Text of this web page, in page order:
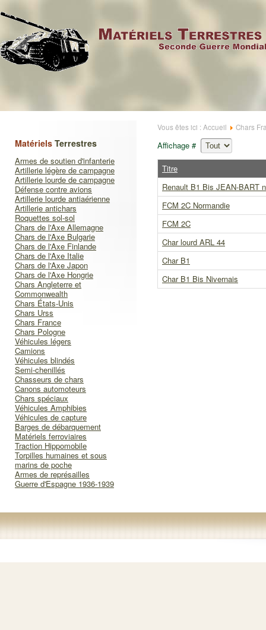
Matériels Terrestres
Armes de soutien d'infanterie
Artillerie légère de campagne
Artillerie lourde de campagne
Défense contre avions
Artillerie lourde antiaérienne
Artillerie antichars
Roquettes sol-sol
Chars de l'Axe Allemagne
Chars de l'Axe Bulgarie
Chars de l'Axe Finlande
Chars de l'Axe Italie
Chars de l'Axe Japon
Chars de l'Axe Hongrie
Chars Angleterre et
Commonwealth
Chars États-Unis
Chars Urss
Chars France
Chars Pologne
Véhicules légers
Camions
Véhicules blindés
Semi-chenillés
Chasseurs de chars
Canons automoteurs
Chars spéciaux
Véhicules Amphibies
Véhicules de capture
Barges de débarquement
Matériels ferroviaires
Traction Hippomobile
Torpilles humaines et sous
marins de poche
Armes de représailles
Guerre d'Espagne 1936-1939
Vous êtes ici : Accueil Chars
Affichage #
Titre
Renault B1 Bis JEAN-BART
FCM 2C Normandie
FCM 2C
Char lourd ARL 44
Char B1
Char B1 Bis Nivernais